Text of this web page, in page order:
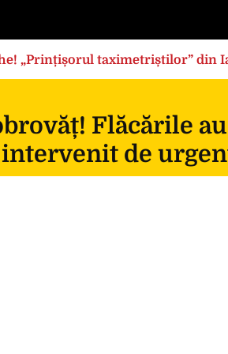
„Prințișorul taximetriștilor” din
Flăcările
de